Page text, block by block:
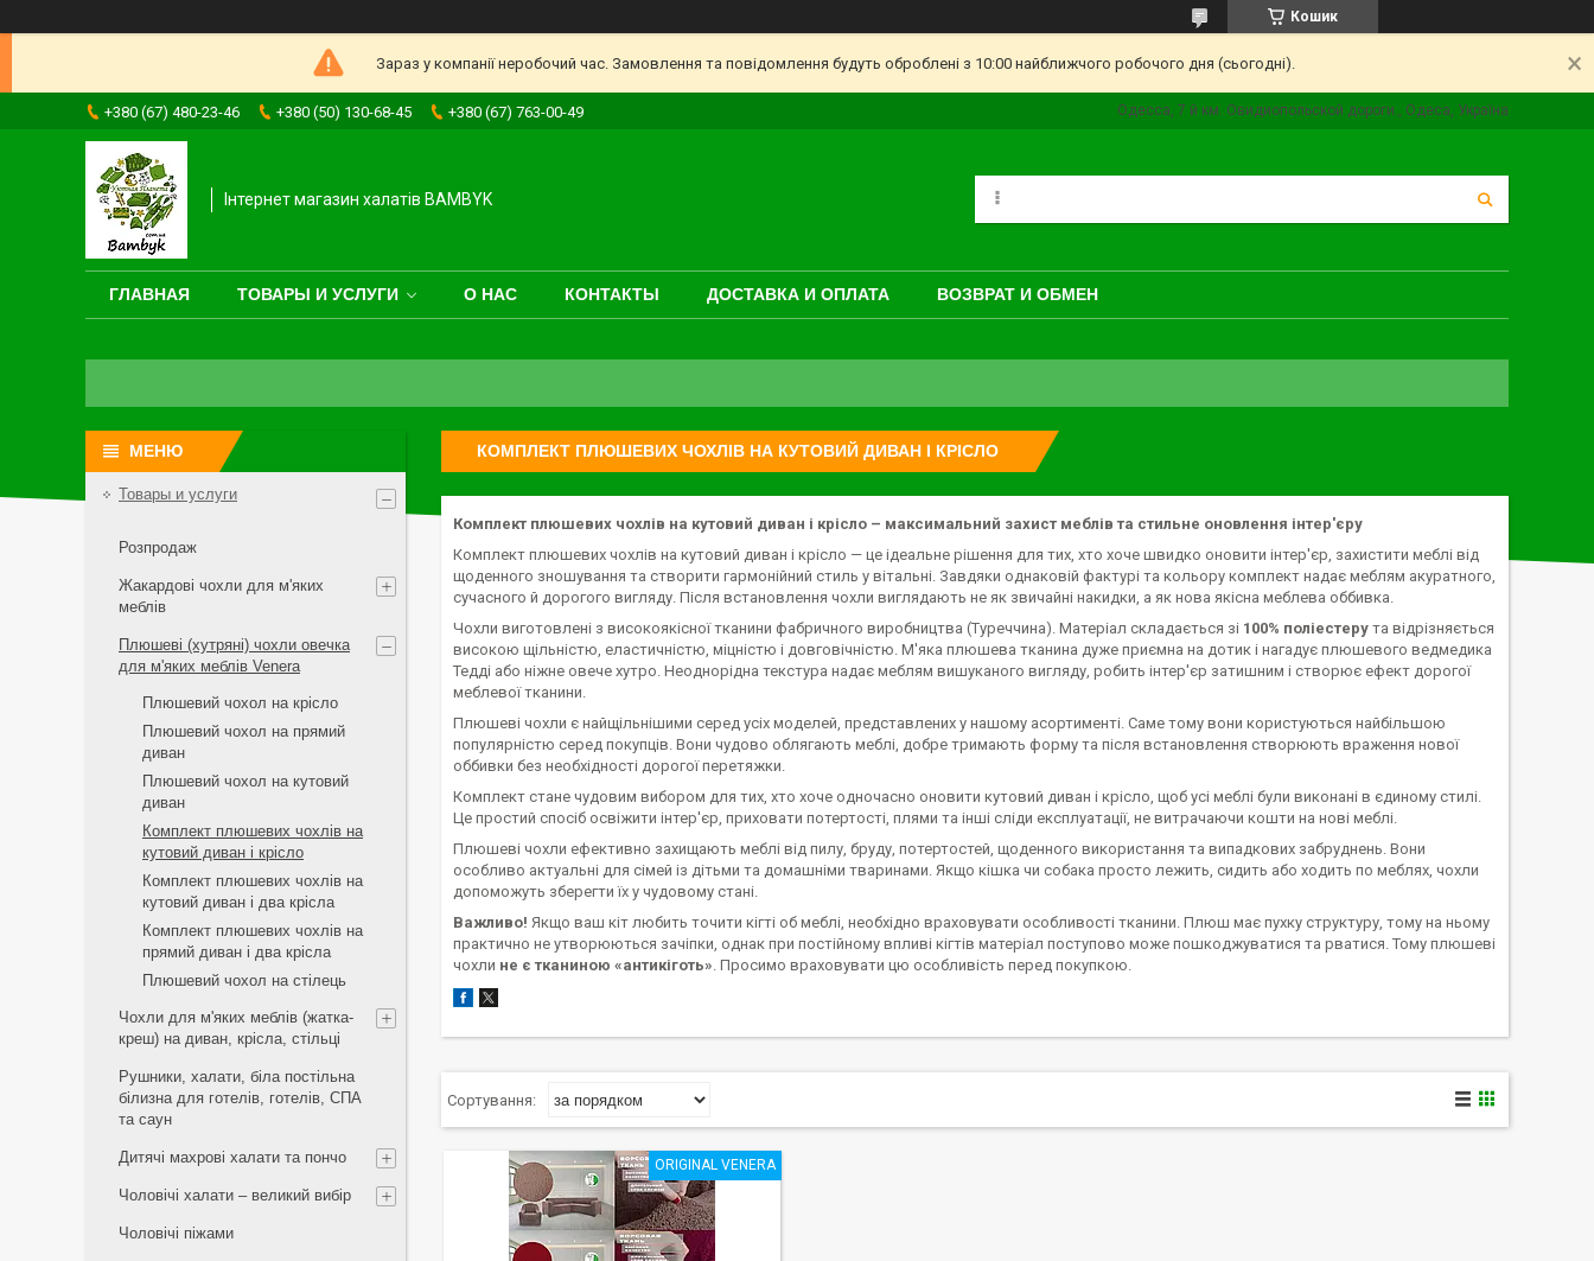
Кошик
Зараз у компанії неробочий час. Замовлення та повідомлення будуть оброблені з 10:00 найближчого робочого дня (сьогодні).
+380 (67) 480-23-46 +380 (50) 130-68-45 +380 (67) 763-00-49 Одесса, 7 й км. Овидиопольской дороги., Одеса, Україна
Інтернет магазин халатів BAMBYK
ГЛАВНАЯ ТОВАРЫ И УСЛУГИ О НАС КОНТАКТЫ ДОСТАВКА И ОПЛАТА ВОЗВРАТ И ОБМЕН
КОМПЛЕКТ ПЛЮШЕВИХ ЧОХЛІВ НА КУТОВИЙ ДИВАН І КРІСЛО
Комплект плюшевих чохлів на кутовий диван і крісло – максимальний захист меблів та стильне оновлення інтер'єру
Комплект плюшевих чохлів на кутовий диван і крісло — це ідеальне рішення для тих, хто хоче швидко оновити інтер'єр, захистити меблі від
щоденного зношування та створити гармонійний стиль у вітальні. Завдяки однаковій фактурі та кольору комплект надає меблям акуратного,
сучасного й дорогого вигляду. Після встановлення чохли виглядають не як звичайні накидки, а як нова якісна меблева оббивка.
Чохли виготовлені з високоякісної тканини фабричного виробництва (Туреччина). Матеріал складається зі 100% поліестеру та відрізняється
високою щільністю, еластичністю, міцністю і довговічністю. М'яка плюшева тканина дуже приємна на дотик і нагадує плюшевого ведмедика
Тедді або ніжне овече хутро. Неоднорідна текстура надає меблям вишуканого вигляду, робить інтер'єр затишним і створює ефект дорогої
меблевої тканини.
Плюшеві чохли є найщільнішими серед усіх моделей, представлених у нашому асортименті. Саме тому вони користуються найбільшою
популярністю серед покупців. Вони чудово облягають меблі, добре тримають форму та після встановлення створюють враження нової
оббивки без необхідності дорогої перетяжки.
Комплект стане чудовим вибором для тих, хто хоче одночасно оновити кутовий диван і крісло, щоб усі меблі були виконані в єдиному стилі.
Це простий спосіб освіжити інтер'єр, приховати потертості, плями та інші сліди експлуатації, не витрачаючи кошти на нові меблі.
Плюшеві чохли ефективно захищають меблі від пилу, бруду, потертостей, щоденного використання та випадкових забруднень. Вони
особливо актуальні для сімей із дітьми та домашніми тваринами. Якщо кішка чи собака просто лежить, сидить або ходить по меблях, чохли
допоможуть зберегти їх у чудовому стані.
Важливо! Якщо ваш кіт любить точити кігті об меблі, необхідно враховувати особливості тканини. Плюш має пухку структуру, тому на ньому
практично не утворюються зачіпки, однак при постійному впливі кігтів матеріал поступово може пошкоджуватися та рватися. Тому плюшеві
чохли не є тканиною «антикіготь». Просимо враховувати цю особливість перед покупкою.
ORIGINAL VENERA
Товары и услуги
Розпродаж
Жакардові чохли для м'яких
меблів
Плюшеві (хутряні) чохли овечка
для м'яких меблів Venera
Плюшевий чохол на крісло
Плюшевий чохол на прямий
диван
Плюшевий чохол на кутовий
диван
Комплект плюшевих чохлів на
кутовий диван і крісло
Комплект плюшевих чохлів на
кутовий диван і два крісла
Комплект плюшевих чохлів на
прямий диван і два крісла
Плюшевий чохол на стілець
Чохли для м'яких меблів (жатка-
креш) на диван, крісла, стільці
Рушники, халати, біла постільна
білизна для готелів, готелів, СПА
та саун
Дитячі махрові халати та пончо
Чоловічі халати – великий вибір
Чоловічі піжами